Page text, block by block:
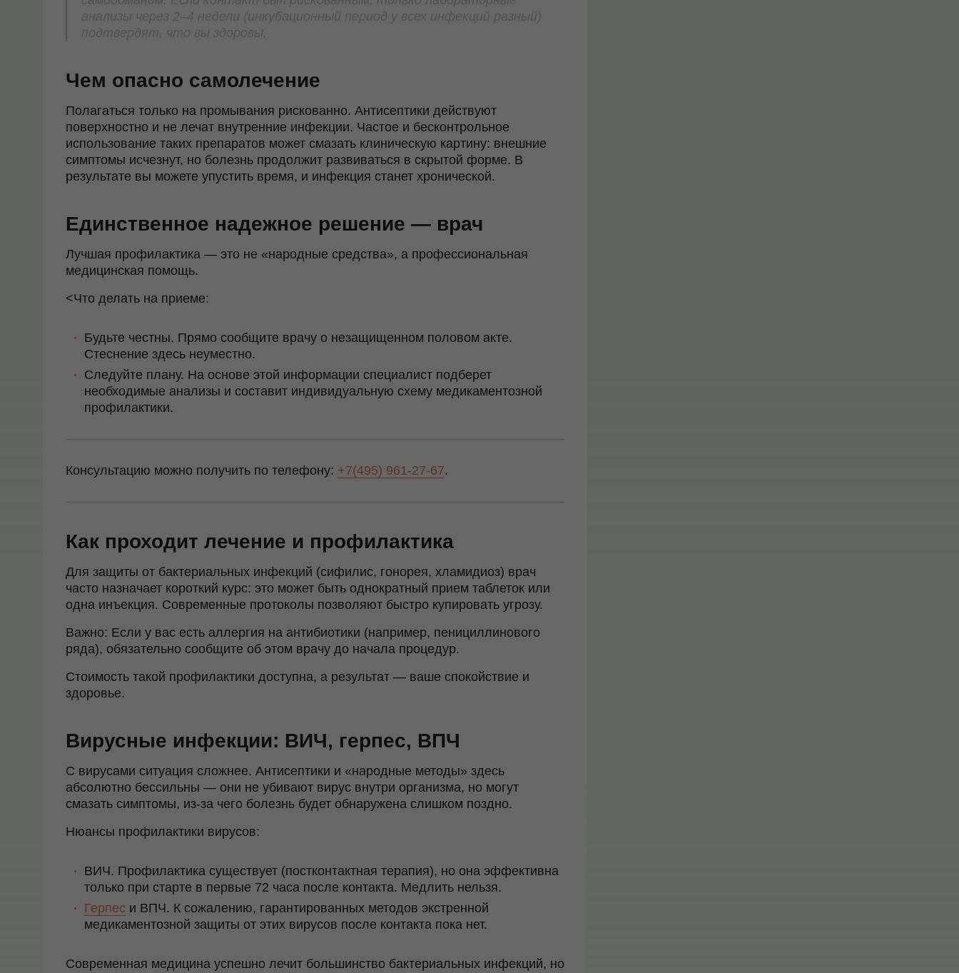
Чем опасно самолечение
Полагаться только на промывания рискованно. Антисептики действуют
поверхностно и не лечат внутренние инфекции. Частое и бесконтрольное
использование таких препаратов может смазать клиническую картину: внешние
симптомы исчезнут, но болезнь продолжит развиваться в скрытой форме. В
результате вы можете упустить время, и инфекция станет хронической.
Единственное надежное решение — врач
Лучшая профилактика — это не «народные средства», а профессиональная
медицинская помощь.
<Что делать на приеме:
Будьте честны. Прямо сообщите врачу о незащищенном половом акте.
Стеснение здесь неуместно.
Следуйте плану. На основе этой информации специалист подберет
необходимые анализы и составит индивидуальную схему медикаментозной
профилактики.
Консультацию можно получить по телефону: +7(495) 961-27-67.
Как проходит лечение и профилактика
Для защиты от бактериальных инфекций (сифилис, гонорея, хламидиоз) врач
часто назначает короткий курс: это может быть однократный прием таблеток или
одна инъекция. Современные протоколы позволяют быстро купировать угрозу.
Важно: Если у вас есть аллергия на антибиотики (например, пенициллинового
ряда), обязательно сообщите об этом врачу до начала процедур.
Стоимость такой профилактики доступна, а результат — ваше спокойствие и
здоровье.
Вирусные инфекции: ВИЧ, герпес, ВПЧ
С вирусами ситуация сложнее. Антисептики и «народные методы» здесь
абсолютно бессильны — они не убивают вирус внутри организма, но могут
смазать симптомы, из-за чего болезнь будет обнаружена слишком поздно.
Нюансы профилактики вирусов:
ВИЧ. Профилактика существует (постконтактная терапия), но она эффективна
только при старте в первые 72 часа после контакта. Медлить нельзя.
Герпес и ВПЧ. К сожалению, гарантированных методов экстренной
медикаментозной защиты от этих вирусов после контакта пока нет.
Современная медицина успешно лечит большинство бактериальных инфекций, но